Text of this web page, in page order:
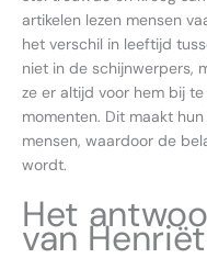
artikelen lezen mensen
het verschil in leeftijd
niet in de schijnwerpers,
ze er altijd voor hem bij
momenten. Dit maakt
mensen, waardoor de
wordt.
Het
van